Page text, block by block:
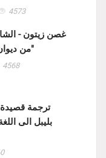
4573
غصن زيتون -
من ديوان "طقوس ما بعد الأربعين"
4568
ترجمة قصيدة
بليبل الى